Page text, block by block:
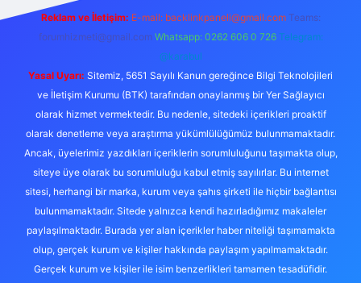
Reklam ve İletişim: E-mail: backlinkpaneli@gmail.com Teams:
forumhizmeti@gmail.com Whatsapp: 0262 606 0 726 Telegram:
@karabul
Yasal Uyarı: Sitemiz, 5651 Sayılı Kanun gereğince Bilgi Teknolojileri
ve İletişim Kurumu (BTK) tarafından onaylanmış bir Yer Sağlayıcı
olarak hizmet vermektedir. Bu nedenle, sitedeki içerikleri proaktif
olarak denetleme veya araştırma yükümlülüğümüz bulunmamaktadır.
Ancak, üyelerimiz yazdıkları içeriklerin sorumluluğunu taşımakta olup,
siteye üye olarak bu sorumluluğu kabul etmiş sayılırlar. Bu internet
sitesi, herhangi bir marka, kurum veya şahıs şirketi ile hiçbir bağlantısı
bulunmamaktadır. Sitede yalnızca kendi hazırladığımız makaleler
paylaşılmaktadır. Burada yer alan içerikler haber niteliği taşımamakta
olup, gerçek kurum ve kişiler hakkında paylaşım yapılmamaktadır.
Gerçek kurum ve kişiler ile isim benzerlikleri tamamen tesadüfidir.